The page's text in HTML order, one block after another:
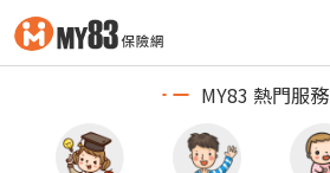
MY83 熱門服務